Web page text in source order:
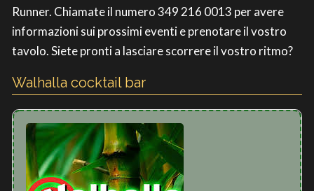
Runner. Chiamate il numero 349 216 0013 per avere
informazioni sui prossimi eventi e prenotare il vostro
tavolo. Siete pronti a lasciare scorrere il vostro ritmo?
Walhalla cocktail bar